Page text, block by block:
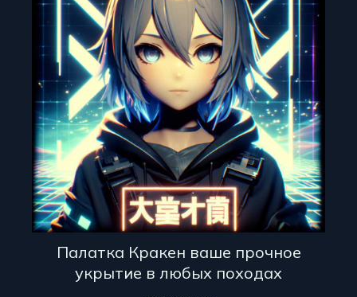
Палатка Кракен ваше прочное
укрытие в любых походах